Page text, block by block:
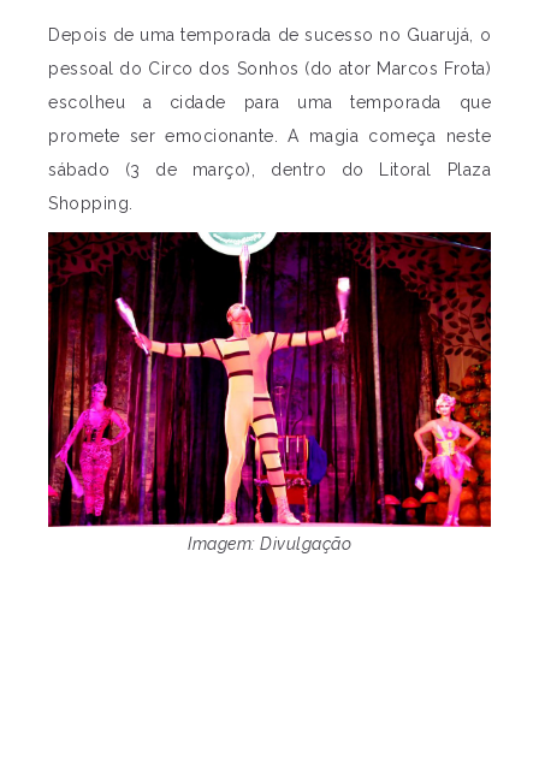
Depois de uma temporada de sucesso no Guarujá, o
pessoal do Circo dos Sonhos (do ator Marcos Frota)
escolheu a cidade para uma temporada que
promete ser emocionante. A magia começa neste
sábado (3 de março), dentro do Litoral Plaza
Shopping.
Imagem: Divulgação